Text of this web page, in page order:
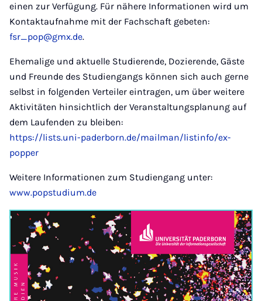
einen zur Verfügung. Für nähere Informationen wird um
Kontaktaufnahme mit der Fachschaft gebeten:
fsr_pop@gmx.de.
Ehemalige und aktuelle Studierende, Dozierende, Gäste
und Freunde des Studiengangs können sich auch gerne
selbst in folgenden Verteiler eintragen, um über weitere
Aktivitäten hinsichtlich der Veranstaltungsplanung auf
dem Laufenden zu bleiben:
https://lists.uni-paderborn.de/mailman/listinfo/ex-
popper
Weitere Informationen zum Studiengang unter:
www.popstudium.de